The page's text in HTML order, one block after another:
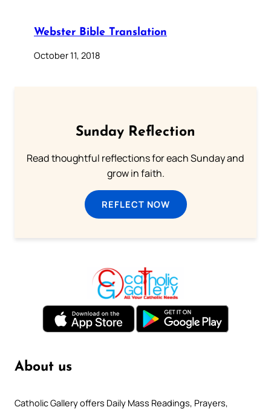
Webster Bible Translation
October 11, 2018
Sunday Reflection
Read thoughtful reflections for each Sunday and
grow in faith.
REFLECT NOW
About us
Catholic Gallery offers Daily Mass Readings, Prayers,